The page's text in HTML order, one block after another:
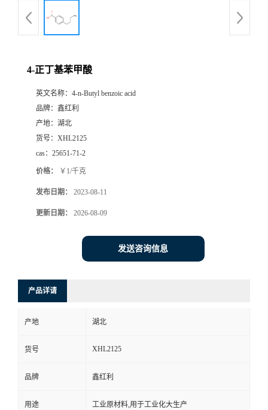
4-正丁基苯甲酸
英文名称： 4-n-Butyl benzoic acid
品牌： 鑫红利
产地： 湖北
货号： XHL2125
cas： 25651-71-2
价格： ￥1/千克
发布日期： 2023-08-11
更新日期： 2026-08-09
发送咨询信息
产品详请
产地 湖北
货号 XHL2125
品牌 鑫红利
用途 工业原材料,用于工业化大生产